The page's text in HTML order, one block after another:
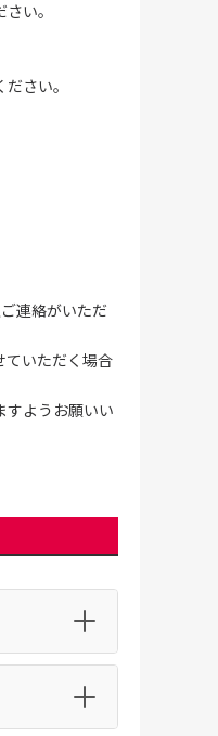
い。
さい。
連絡がいただ
ていただく場合
すようお願いい